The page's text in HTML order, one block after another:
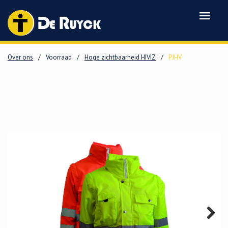
Over ons / Voorraad / Hoge zichtbaarheid HIVIZ / PJHV